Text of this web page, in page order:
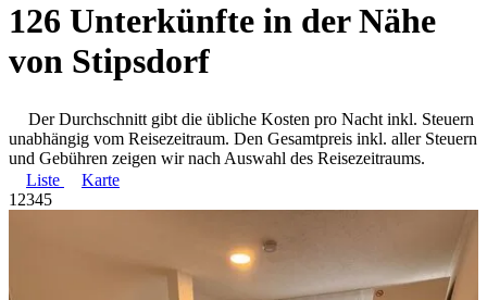
126 Unterkünfte in der Nähe
von Stipsdorf
Der Durchschnitt gibt die übliche Kosten pro Nacht inkl. Steuern
unabhängig vom Reisezeitraum. Den Gesamtpreis inkl. aller Steuern
und Gebühren zeigen wir nach Auswahl des Reisezeitraums.
Liste
Karte
1 2345